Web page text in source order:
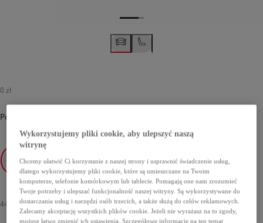
0 zł
Podstawowy
040 Pure White
4400 zł
Wykorzystujemy pliki cookie, aby ulepszyć naszą
witrynę
Chcemy ułatwić Ci korzystanie z naszej strony i usprawnić świadczenie usług,
dlatego wykorzystujemy pliki cookie, które są umieszczane na Twoim
komputerze, telefonie komórkowym lub tablecie. Pomagają one nam zrozumieć
Twoje potrzeby i ulepszać funkcjonalność naszej witryny. Są wykorzystywane do
dostarczania usług i narzędzi osób trzecich, a także służą do celów reklamowych.
Zalecamy akceptację wszystkich plików cookie. Jeżeli nie wyrażasz na to zgody,
możesz łatwo zmienić ich ustawienia. Szczegółowe informacje na ten temat